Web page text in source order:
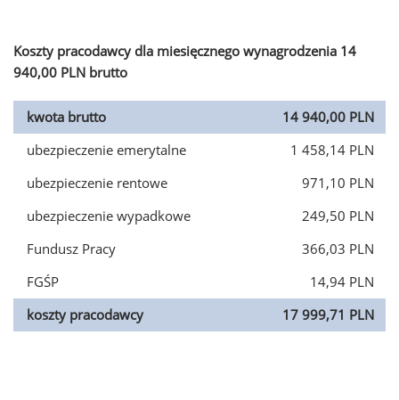
Koszty pracodawcy dla miesięcznego wynagrodzenia 14
940,00 PLN brutto
kwota brutto
14 940,00 PLN
ubezpieczenie emerytalne
1 458,14 PLN
ubezpieczenie rentowe
971,10 PLN
ubezpieczenie wypadkowe
249,50 PLN
Fundusz Pracy
366,03 PLN
FGŚP
14,94 PLN
koszty pracodawcy
17 999,71 PLN